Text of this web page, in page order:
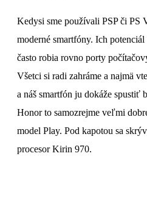
Kedysi sme používali PSP či PS
moderné smartfóny. Ich
často robia rovno porty
Všetci si radi zahráme a najmä
a náš smartfón ju dokáže spustiť
Honor to samozrejme veľmi
model Play. Pod kapotou sa
procesor Kirin 970.